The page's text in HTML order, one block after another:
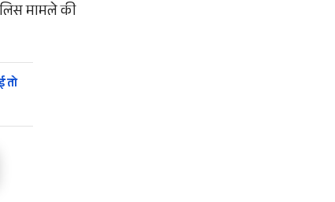
मामले की
तो